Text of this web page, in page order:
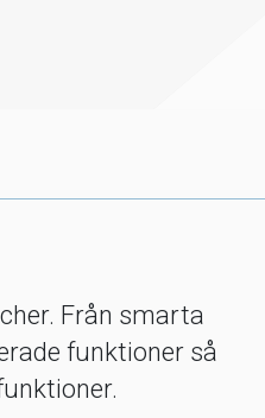
Från smarta
funktioner så